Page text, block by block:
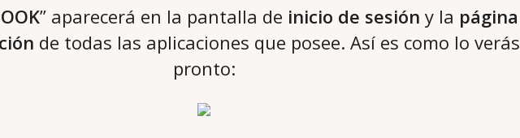
” aparecerá en la pantalla de inicio de sesión y la página
de todas las aplicaciones que posee. Así es como lo verás
pronto: